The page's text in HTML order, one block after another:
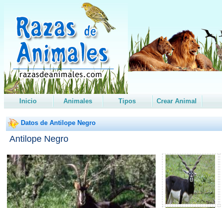
Inicio Animales Tipos Crear Animal
Datos de Antilope Negro
Antilope Negro